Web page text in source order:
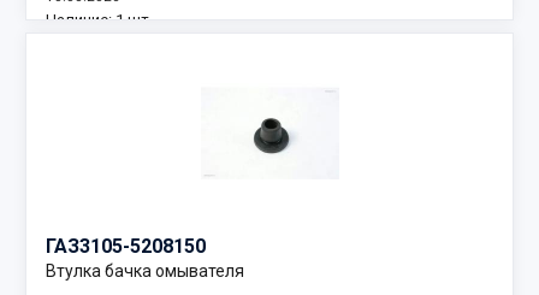
Наличие: 1 шт.
ГАЗ3105-5208150
Втулка бачка омывателя